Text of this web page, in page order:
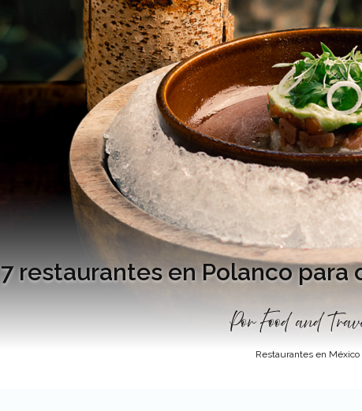
7 restaurantes en Polanco para
Por Food and
Restaurantes en México